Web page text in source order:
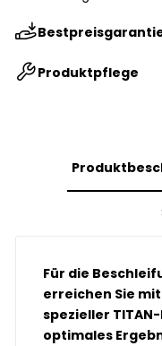
Produktpflege
Für die
erreichen Sie
spezieller
optimales